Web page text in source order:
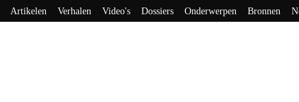
Artikelen Verhalen Video's Dossiers Onderwerpen Bronnen